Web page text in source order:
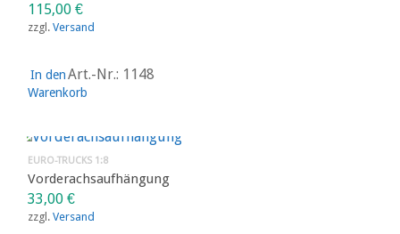
115,00 €
zzgl. Versand
In den
Warenkorb
Art.-Nr.: 1148
EURO-TRUCKS 1:8
Vorderachsaufhängung
33,00 €
zzgl. Versand